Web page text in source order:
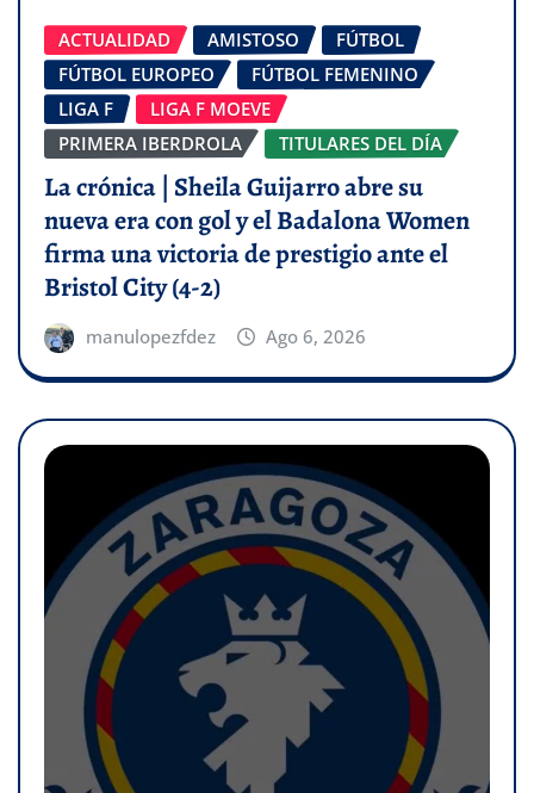
ACTUALIDAD AMISTOSO
FÚTBOL
FÚTBOL EUROPEO
FÚTBOL FEMENINO
LIGA F
LIGA F MOEVE
PRIMERA IBERDROLA
TITULARES DEL DÍA
La crónica | Sheila Guijarro abre su
nueva era con gol y el Badalona Women
firma una victoria de prestigio ante el
Bristol City (4-2)
manulopezfdez Ago 6, 2026